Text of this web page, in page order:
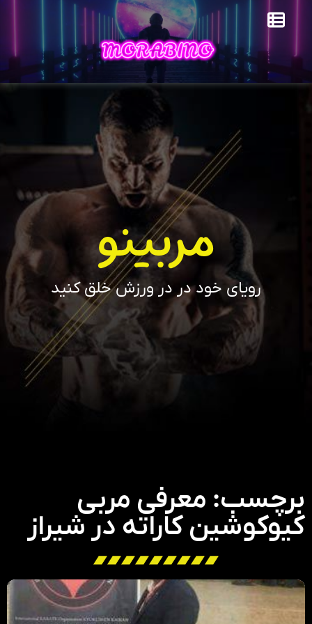
مربینو
رویای خود در در ورزش خلق کنید
برچسب: معرفی مربی
کیوکوشین کاراته در شیراز